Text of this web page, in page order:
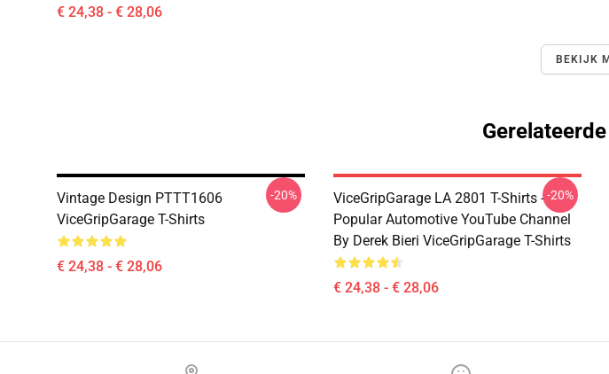
€ 24,38 - € 28,06
BEKIJK
Vintage Design PTTT1606
ViceGripGarage T-Shirts
€ 24,38 - € 28,06
-20%
ViceGripGarage LA 2801 T-Shirts -
Popular Automotive YouTube Channel
By Derek Bieri ViceGripGarage T-Shirts
€ 24,38 - € 28,06
-20%